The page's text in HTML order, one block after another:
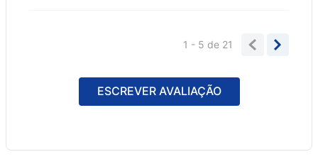
1 - 5de 21
ESCREVER AVALIAÇÃO